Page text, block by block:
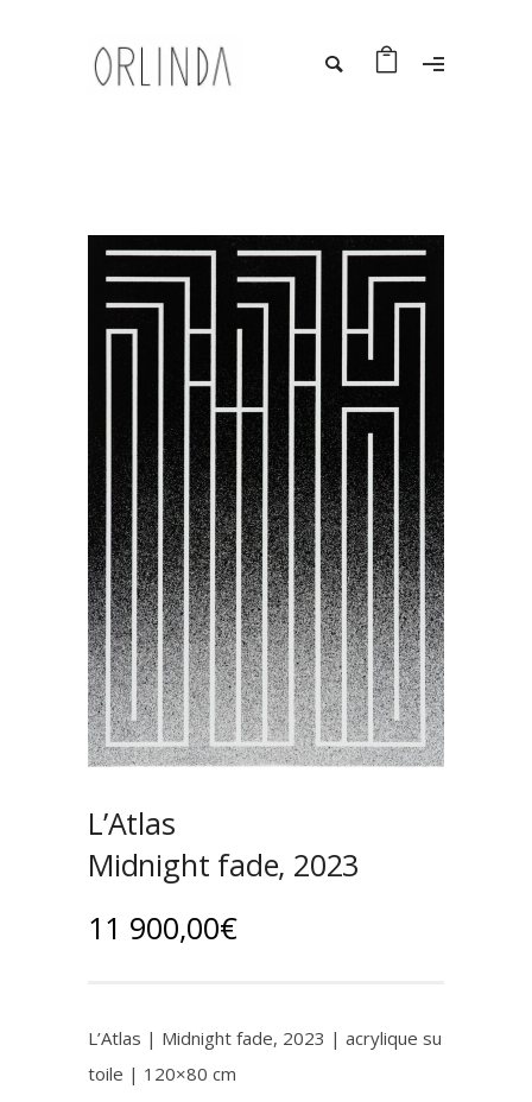
L’Atlas
Midnight fade, 2023
11 900,00€
L’Atlas | Midnight fade, 2023 | acrylique su
toile | 120×80 cm